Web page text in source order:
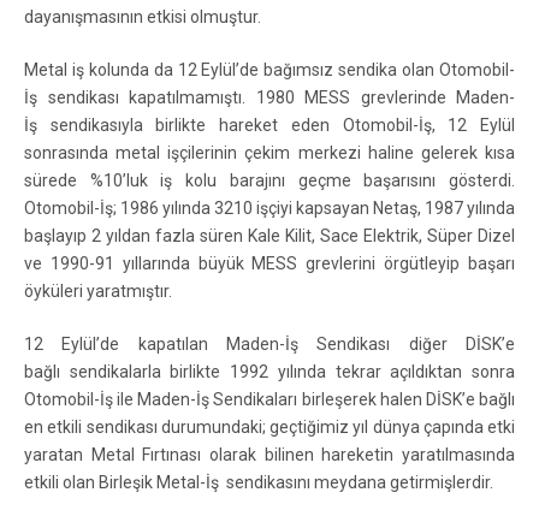
dayanışmasının etkisi olmuştur.
Metal iş kolunda da 12 Eylül’de bağımsız sendika olan Otomobil-
İş sendikası kapatılmamıştı. 1980 MESS grevlerinde Maden-
İş sendikasıyla birlikte hareket eden Otomobil-İş, 12 Eylül
sonrasında metal işçilerinin çekim merkezi haline gelerek kısa
sürede %10’luk iş kolu barajını geçme başarısını gösterdi.
Otomobil-İş; 1986 yılında 3210 işçiyi kapsayan Netaş, 1987 yılında
başlayıp 2 yıldan fazla süren Kale Kilit, Sace Elektrik, Süper Dizel
ve 1990-91 yıllarında büyük MESS grevlerini örgütleyip başarı
öyküleri yaratmıştır.
12 Eylül’de kapatılan Maden-İş Sendikası diğer DİSK’e
bağlı sendikalarla birlikte 1992 yılında tekrar açıldıktan sonra
Otomobil-İş ile Maden-İş Sendikaları birleşerek halen DİSK’e bağlı
en etkili sendikası durumundaki; geçtiğimiz yıl dünya çapında etki
yaratan Metal Fırtınası olarak bilinen hareketin yaratılmasında
etkili olan Birleşik Metal-İş sendikasını meydana getirmişlerdir.